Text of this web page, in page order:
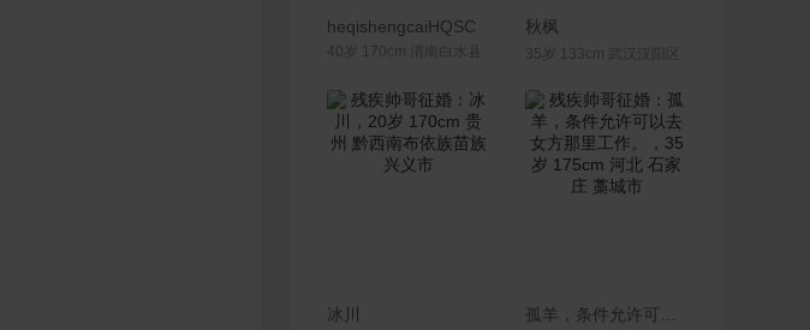
联系Ta
heqishengcaiHQSC
40岁 170cm 渭南白水县
秋枫
35岁 133cm 武汉汉阳区
冰川 联系Ta